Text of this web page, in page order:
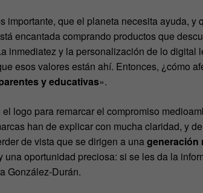
que el planeta necesita ayuda, y
encantada comprando productos que
inmediatez y la personalización de lo digital
esos valores están ahí. Entonces, ¿cómo
y educativas».
logo para remarcar el compromiso
han de explicar con mucha claridad, y
de vista que se dirigen a unageneración
una oportunidad preciosa: si se les da la
González-Durán.